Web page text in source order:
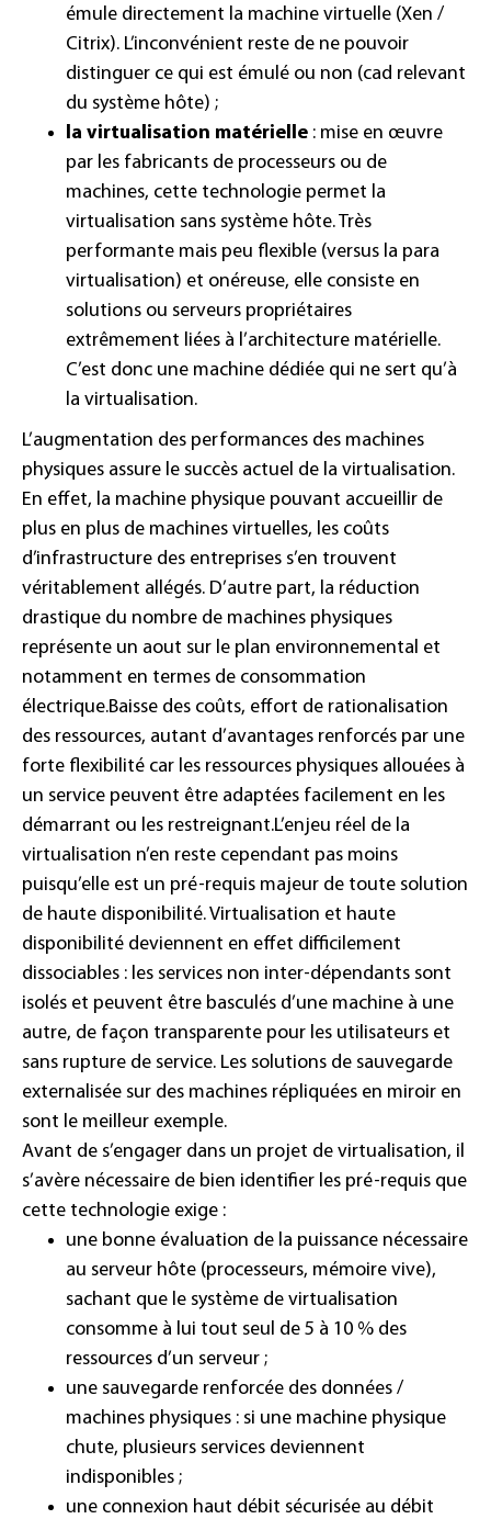
émule directement la machine virtuelle (Xen /
Citrix). L’inconvénient reste de ne pouvoir
distinguer ce qui est émulé ou non (cad relevant
du système hôte) ;
la virtualisation matérielle : mise en œuvre
par les fabricants de processeurs ou de
machines, cette technologie permet la
virtualisation sans système hôte. Très
performante mais peu flexible (versus la para
virtualisation) et onéreuse, elle consiste en
solutions ou serveurs propriétaires
extrêmement liées à l’architecture matérielle.
C’est donc une machine dédiée qui ne sert qu’à
la virtualisation.
L’augmentation des performances des machines
physiques assure le succès actuel de la virtualisation.
En effet, la machine physique pouvant accueillir de
plus en plus de machines virtuelles, les coûts
d’infrastructure des entreprises s’en trouvent
véritablement allégés. D’autre part, la réduction
drastique du nombre de machines physiques
représente un aout sur le plan environnemental et
notamment en termes de consommation
électrique.Baisse des coûts, effort de rationalisation
des ressources, autant d’avantages renforcés par une
forte flexibilité car les ressources physiques allouées à
un service peuvent être adaptées facilement en les
démarrant ou les restreignant.L’enjeu réel de la
virtualisation n’en reste cependant pas moins
puisqu’elle est un pré-requis majeur de toute solution
de haute disponibilité. Virtualisation et haute
disponibilité deviennent en effet difficilement
dissociables : les services non inter-dépendants sont
isolés et peuvent être basculés d’une machine à une
autre, de façon transparente pour les utilisateurs et
sans rupture de service. Les solutions de sauvegarde
externalisée sur des machines répliquées en miroir en
sont le meilleur exemple.
Avant de s’engager dans un projet de virtualisation, il
s’avère nécessaire de bien identifier les pré-requis que
cette technologie exige :
une bonne évaluation de la puissance nécessaire
au serveur hôte (processeurs, mémoire vive),
sachant que le système de virtualisation
consomme à lui tout seul de 5 à 10 % des
ressources d’un serveur ;
une sauvegarde renforcée des données /
machines physiques : si une machine physique
chute, plusieurs services deviennent
indisponibles ;
une connexion haut débit sécurisée au débit